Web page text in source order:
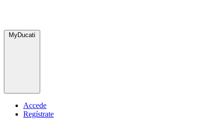
MyDucati
Accede
Regístrate